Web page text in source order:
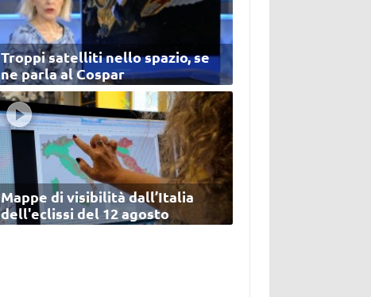
Troppi satelliti nello spazio, se
ne parla al Cospar
Mappe di visibilità dall’Italia
dell'eclissi del 12 agosto